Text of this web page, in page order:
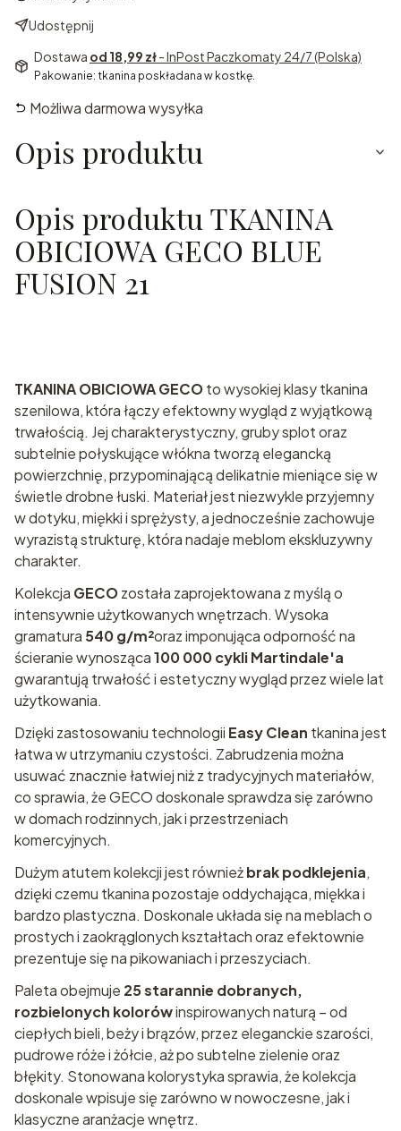
Udostępnij
Dostawa od 18,99 zł- InPost Paczkomaty 24/7 (Polska)
Pakowanie: tkanina poskładana w kostkę.
Możliwa darmowa wysyłka
Opis produktu
Opis produktu TKANINA
OBICIOWA GECO BLUE
FUSION 21
TKANINA OBICIOWA GECOto wysokiej klasy tkanina
szenilowa, która łączy efektowny wygląd z wyjątkową
trwałością. Jej charakterystyczny, gruby splot oraz
subtelnie połyskujące włókna tworzą elegancką
powierzchnię, przypominającą delikatnie mieniące się w
świetle drobne łuski. Materiał jest niezwykle przyjemny
w dotyku, miękki i sprężysty, a jednocześnie zachowuje
wyrazistą strukturę, która nadaje meblom ekskluzywny
charakter.
Kolekcja GECOzostała zaprojektowana z myślą o
intensywnie użytkowanych wnętrzach. Wysoka
gramatura 540 g/m²oraz imponująca odporność na
ścieranie wynosząca100 000 cykli Martindale'a
gwarantują trwałość i estetyczny wygląd przez wiele lat
użytkowania.
Dzięki zastosowaniu technologii Easy Clean tkanina jest
łatwa w utrzymaniu czystości. Zabrudzenia można
usuwać znacznie łatwiej niż z tradycyjnych materiałów,
co sprawia, że GECO doskonale sprawdza się zarówno
w domach rodzinnych, jak i przestrzeniach
komercyjnych.
Dużym atutem kolekcji jest równieżbrak podklejenia,
dzięki czemu tkanina pozostaje oddychająca, miękka i
bardzo plastyczna. Doskonale układa się na meblach o
prostych i zaokrąglonych kształtach oraz efektownie
prezentuje się na pikowaniach i przeszyciach.
Paleta obejmuje 25 starannie dobranych,
rozbielonych kolorówinspirowanych naturą – od
ciepłych bieli, beży i brązów, przez eleganckie szarości,
pudrowe róże i żółcie, aż po subtelne zielenie oraz
błękity. Stonowana kolorystyka sprawia, że kolekcja
doskonale wpisuje się zarówno w nowoczesne, jak i
klasyczne aranżacje wnętrz.